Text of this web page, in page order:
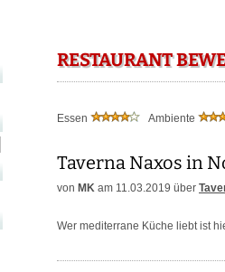
RESTAURANT
Essen Ambiente
Taverna Naxos in
von MK am 11.03.2019 über
Wer mediterrane Küche liebt ist